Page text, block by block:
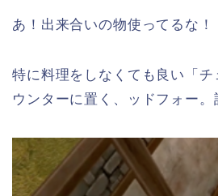
あ！出来合いの物使ってるな！
特に料理をしなくても良い「チ
ウンターに置く、ッドフォー。